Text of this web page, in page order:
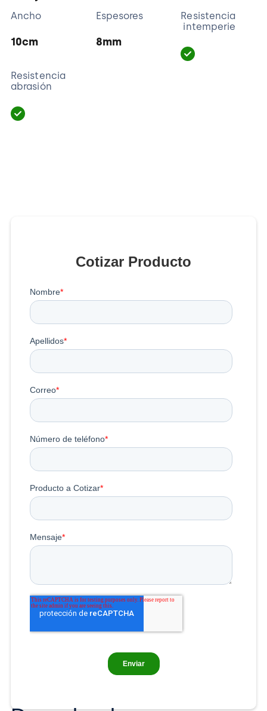
Ancho
10cm
Espesores
8mm
Resistencia
intemperie
Resistencia
abrasión
Cotizar Producto